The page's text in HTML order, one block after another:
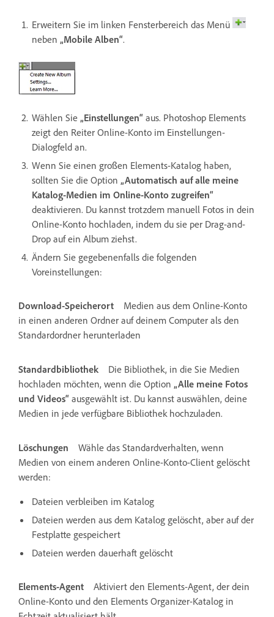
Erweitern Sie im linken Fensterbereich das Menü
neben „Mobile Alben“.
Wählen Sie „Einstellungen“ aus. Photoshop Elements
zeigt den Reiter Online-Konto im Einstellungen-
Dialogfeld an.
Wenn Sie einen großen Elements-Katalog haben,
sollten Sie die Option „Automatisch auf alle meine
Katalog-Medien im Online-Konto zugreifen“
deaktivieren. Du kannst trotzdem manuell Fotos in dein
Online-Konto hochladen, indem du sie per Drag-and-
Drop auf ein Album ziehst.
Ändern Sie gegebenenfalls die folgenden
Voreinstellungen:
Download-Speicherort
Medien aus dem Online-Konto
in einen anderen Ordner auf deinem Computer als den
Standardordner herunterladen
Standardbibliothek
Die Bibliothek, in die Sie Medien
hochladen möchten, wenn die Option „Alle meine Fotos
und Videos“ ausgewählt ist. Du kannst auswählen, deine
Medien in jede verfügbare Bibliothek hochzuladen.
Löschungen
Wähle das Standardverhalten, wenn
Medien von einem anderen Online-Konto-Client gelöscht
werden:
Dateien verbleiben im Katalog
Dateien werden aus dem Katalog gelöscht, aber auf der
Festplatte gespeichert
Dateien werden dauerhaft gelöscht
Elements-Agent
Aktiviert den Elements-Agent, der dein
Online-Konto und den Elements Organizer-Katalog in